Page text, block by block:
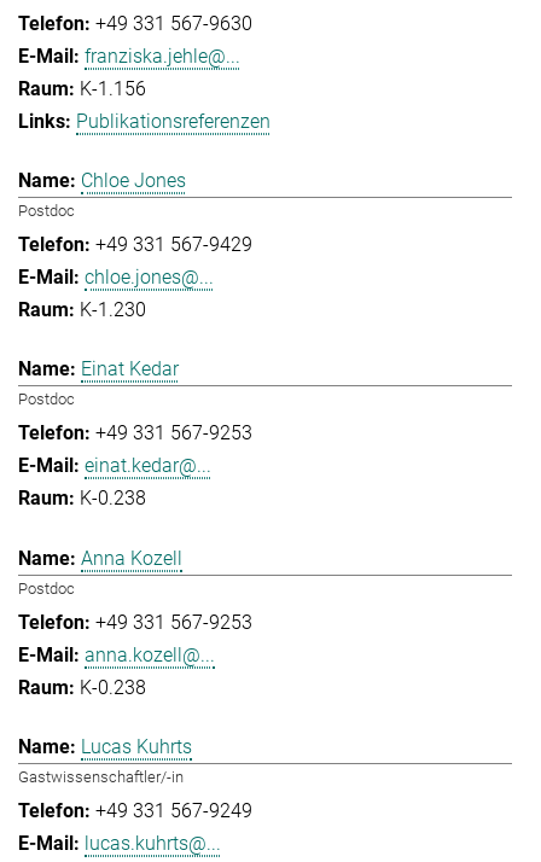
+49 331 567-9630
franziska.jehle@...
K-1.156
Publikationsreferenzen
Chloe Jones
Postdoc
+49 331 567-9429
chloe.jones@...
K-1.230
Einat Kedar
Postdoc
+49 331 567-9253
einat.kedar@...
K-0.238
Anna Kozell
Postdoc
+49 331 567-9253
anna.kozell@...
K-0.238
Lucas Kuhrts
Gastwissenschaftler/-in
+49 331 567-9249
lucas.kuhrts@...